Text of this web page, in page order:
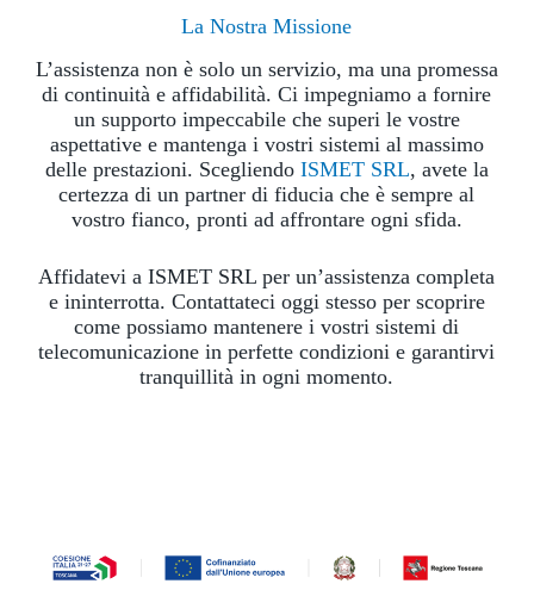
La Nostra Missione
L’assistenza non è solo un servizio, ma una promessa
di continuità e affidabilità. Ci impegniamo a fornire
un supporto impeccabile che superi le vostre
aspettative e mantenga i vostri sistemi al massimo
delle prestazioni. Scegliendo ISMET SRL, avete la
certezza di un partner di fiducia che è sempre al
vostro fianco, pronti ad affrontare ogni sfida.
Affidatevi a ISMET SRL per un’assistenza completa
e ininterrotta. Contattateci oggi stesso per scoprire
come possiamo mantenere i vostri sistemi di
telecomunicazione in perfette condizioni e garantirvi
tranquillità in ogni momento.